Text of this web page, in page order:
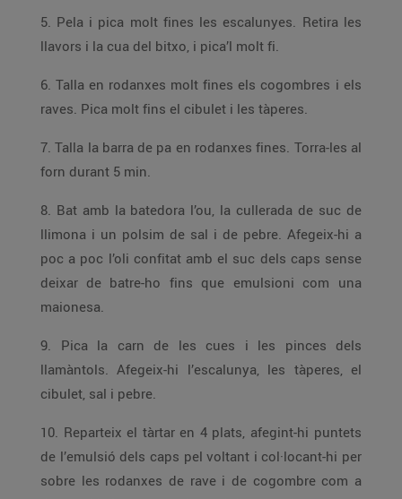
5. Pela i pica molt fines les escalunyes. Retira les
llavors i la cua del bitxo, i pica’l molt fi.
6. Talla en rodanxes molt fines els cogombres i els
raves. Pica molt fins el cibulet i les tàperes.
7. Talla la barra de pa en rodanxes fines. Torra-les al
forn durant 5 min.
8. Bat amb la batedora l’ou, la cullerada de suc de
llimona i un polsim de sal i de pebre. Afegeix-hi a
poc a poc l’oli confitat amb el suc dels caps sense
deixar de batre-ho fins que emulsioni com una
maionesa.
9. Pica la carn de les cues i les pinces dels
llamàntols. Afegeix-hi l’escalunya, les tàperes, el
cibulet, sal i pebre.
10. Reparteix el tàrtar en 4 plats, afegint-hi puntets
de l’emulsió dels caps pel voltant i col·locant-hi per
sobre les rodanxes de rave i de cogombre com a